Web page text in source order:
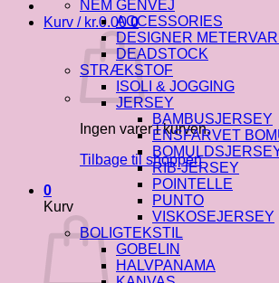
Kurv / kr.0.00 0
Ingen varer i kurven.
Tilbage til shoppen
0
Kurv
NEM GENVEJ
ACCESSORIES
DESIGNER
DEADSTOCK
STRÆKSTOF
ISOLI & JOGGING
JERSEY
BAMBUSJERSEY
ENSFARVET
RIB-JERSEY
POINTELLE
PUNTO
VISKOSEJERSEY
BOLIGTEKSTIL
GOBELIN
HALVPANAMA